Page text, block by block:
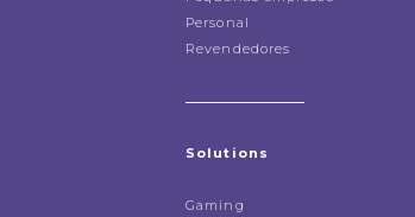
Personal
Revendedores
Solutions
Gaming